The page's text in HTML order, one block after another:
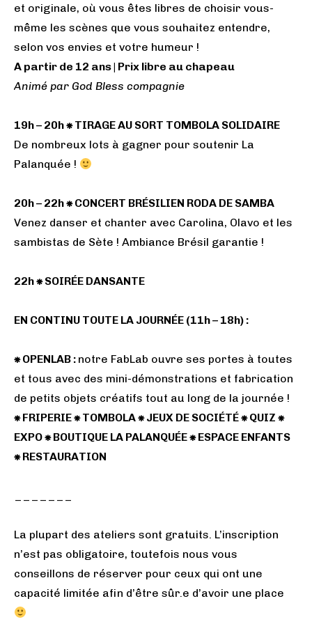
et originale, où vous êtes libres de choisir vous-
même les scènes que vous souhaitez entendre,
selon vos envies et votre humeur !
A partir de 12 ans | Prix libre au chapeau
Animé par God Bless compagnie
19h – 20h ⁕ TIRAGE AU SORT TOMBOLA SOLIDAIRE
De nombreux lots à gagner pour soutenir La
Palanquée !
20h – 22h ⁕ CONCERT BRÉSILIEN RODA DE SAMBA
Venez danser et chanter avec Carolina, Olavo et les
sambistas de Sète ! Ambiance Brésil garantie !
22h ⁕ SOIRÉE DANSANTE
EN CONTINU TOUTE LA JOURNÉE (11h – 18h) :
⁕ OPENLAB : notre FabLab ouvre ses portes à toutes
et tous avec des mini-démonstrations et fabrication
de petits objets créatifs tout au long de la journée !
⁕ FRIPERIE ⁕ TOMBOLA ⁕ JEUX DE SOCIÉTÉ ⁕ QUIZ ⁕
EXPO ⁕ BOUTIQUE LA PALANQUÉE ⁕ ESPACE ENFANTS
⁕ RESTAURATION
La plupart des ateliers sont gratuits. L’inscription
n’est pas obligatoire, toutefois nous vous
conseillons de réserver pour ceux qui ont une
capacité limitée afin d’être sûr.e d’avoir une place